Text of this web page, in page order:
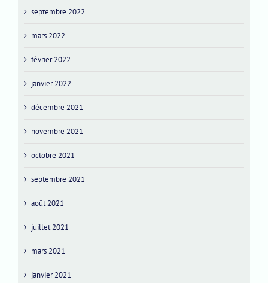
septembre 2022
mars 2022
février 2022
janvier 2022
décembre 2021
novembre 2021
octobre 2021
septembre 2021
août 2021
juillet 2021
mars 2021
janvier 2021